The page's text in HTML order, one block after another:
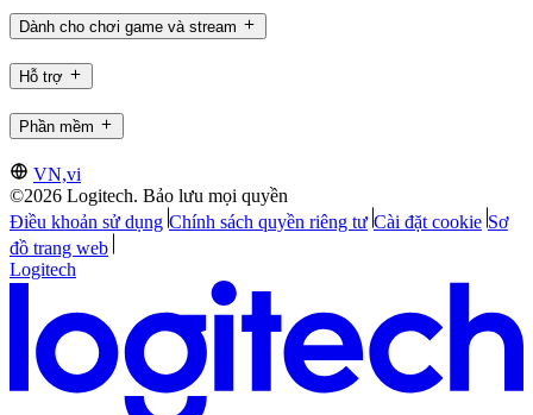
Dành cho chơi game và stream
Hỗ trợ
Phần mềm
VN,vi
©2026 Logitech. Bảo lưu mọi quyền
Điều khoản sử dụng Chính sách quyền riêng tư Cài đặt cookie Sơ
đồ trang web
Logitech